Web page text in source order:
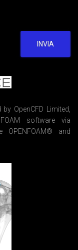
INVIA
OpenCFD Limited,
software via
OPENFOAM® and